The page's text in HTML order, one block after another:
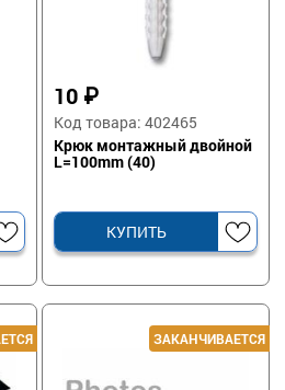
10 ₽
Код товара: 402465
Крюк монтажный двойной
L=100mm (40)
КУПИТЬ